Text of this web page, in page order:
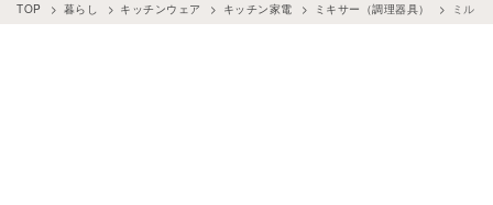
TOP 暮らし キッチンウェア キッチン家電 ミキサー（調理器具） ミルミ